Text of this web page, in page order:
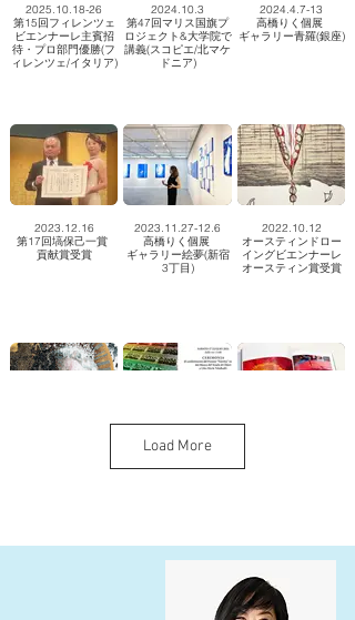
2025.10.18-26
第15回フィレンツェ
ビエンナーレ主賓招
待・プロ部門優勝(フ
ィレンツェ/イタリア)
2024.10.3
第47回マリス国旗プ
ロジェクト&大学院で
講義(スコピエ/北マケ
ドニア)
2024.4.7-13
高橋りく個展
ギャラリー青羅(銀座)
2023.12.16
第17回塙保己一賞
貢献賞受賞
2023.11.27-12.6
高橋りく個展 ​
ギャラリー絵夢(新宿
3丁目)
2022.10.12
オースティンドロー
イングビエンナーレ​
オースティン賞受賞
2021.7.17〜
Museum
Load More